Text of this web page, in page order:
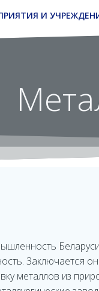
И
Заключается
металлов из